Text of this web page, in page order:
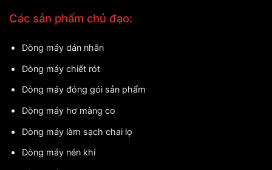
Các sản phẩm chủ đạo:
Dòng máy dán nhãn
Dòng máy chiết rót
Dòng máy đóng gói sản phẩm
Dòng máy hơ màng co
Dòng máy làm sạch chai lọ
Dòng máy nén khí